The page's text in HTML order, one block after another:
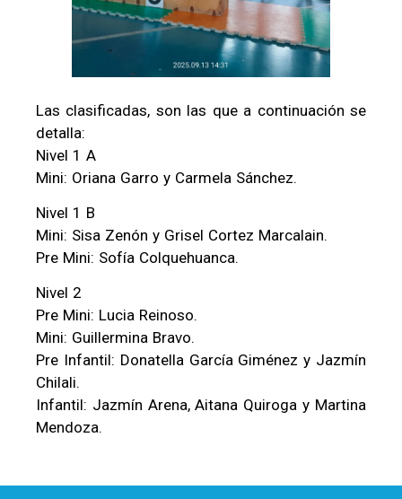
Las clasificadas, son las que a continuación se
detalla:
Nivel 1 A
Mini: Oriana Garro y Carmela Sánchez.
Nivel 1 B
Mini: Sisa Zenón y Grisel Cortez Marcalain.
Pre Mini: Sofía Colquehuanca.
Nivel 2
Pre Mini: Lucia Reinoso.
Mini: Guillermina Bravo.
Pre Infantil: Donatella García Giménez y Jazmín
Chilali.
Infantil: Jazmín Arena, Aitana Quiroga y Martina
Mendoza.